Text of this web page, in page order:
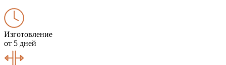
Изготовление
от 5 дней